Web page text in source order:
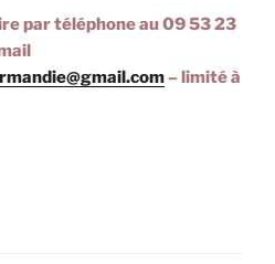
par téléphone au 09 53 23
– limité à